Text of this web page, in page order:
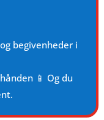
begivenheder i
📱 Og du